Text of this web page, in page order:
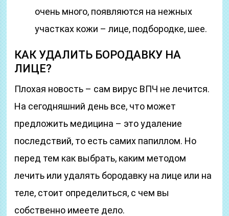
очень много, появляются на нежных
участках кожи – лице, подбородке, шее.
КАК УДАЛИТЬ БОРОДАВКУ НА
ЛИЦЕ?
Плохая новость – сам вирус ВПЧ не лечится.
На сегодняшний день все, что может
предложить медицина – это удаление
последствий, то есть самих папиллом. Но
перед тем как выбрать, каким методом
лечить или удалять бородавку на лице или на
теле, стоит определиться, с чем вы
собственно имеете дело.